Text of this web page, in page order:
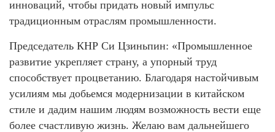
инноваций, чтобы придать новый импульс
традиционным отраслям промышленности.
Председатель КНР Си Цзиньпин: «Промышленное
развитие укрепляет страну, а упорный труд
способствует процветанию. Благодаря настойчивым
усилиям мы добьемся модернизации в китайском
стиле и дадим нашим людям возможность вести еще
более счастливую жизнь. Желаю вам дальнейшего